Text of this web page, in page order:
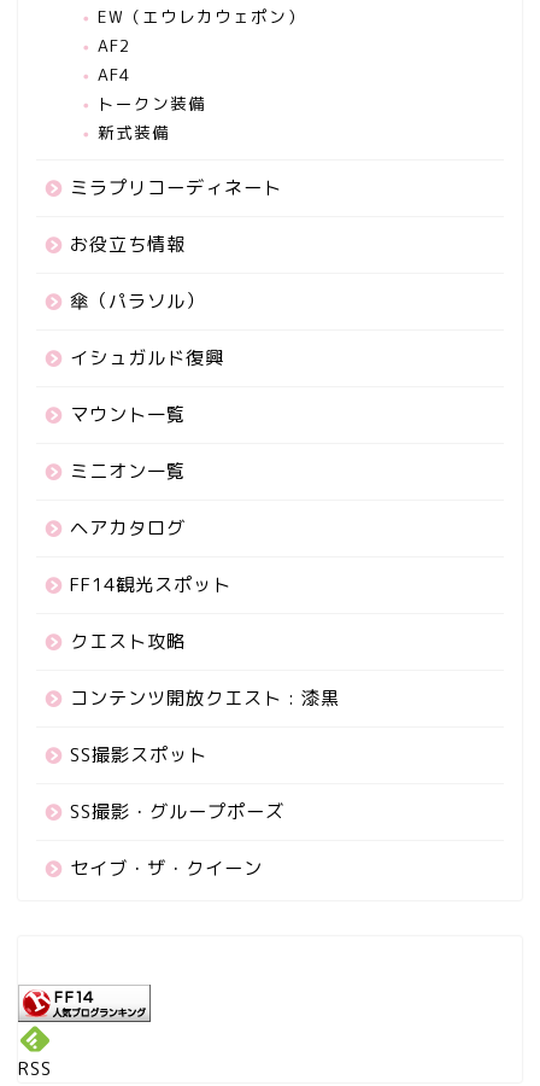
EW（エウレカウェポン）
AF2
AF4
トークン装備
新式装備
ミラプリコーディネート
お役立ち情報
傘（パラソル）
イシュガルド復興
マウント一覧
ミニオン一覧
ヘアカタログ
FF14観光スポット
クエスト攻略
コンテンツ開放クエスト : 漆黒
SS撮影スポット
SS撮影・グループポーズ
セイブ・ザ・クイーン
RSS